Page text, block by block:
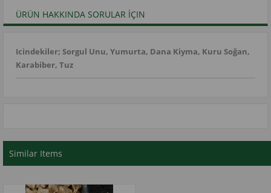
ÜRÜN HAKKINDA SORULAR İÇIN
Icindekiler; Sorgul Unu, Yumurta, Dana Kiyma, Kuru Soğan,
Karabiber, Tuz
Similar Items